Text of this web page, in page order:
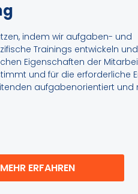
indem wir aufgaben- und
Trainings entwickeln
Eigenschaften der
und für die erforderliche
aufgabenorientiert und
MEHR ERFAHREN